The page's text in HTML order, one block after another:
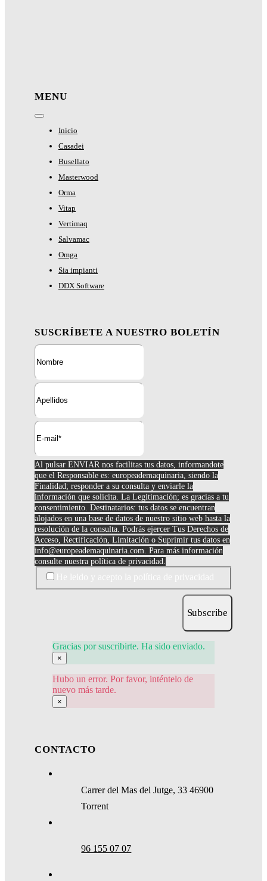
MENU
Toggle
Navigation
Inicio
Casadei
Busellato
Masterwood
Orma
Vitap
Vertimaq
Salvamac
Omga
Sia impianti
DDX Software
SUSCRÍBETE A NUESTRO BOLETÍN
Al pulsar ENVIAR nos facilitas tus datos, informandote
que el Responsable es: europeademaquinaria, siendo la
Finalidad; responder a su consulta y enviarle la
información que solicita. La Legitimación; es gracias a tu
consentimiento. Destinatarios: tus datos se encuentran
alojados en una base de datos de nuestro sitio web hasta la
resolución de la consulta. Podrás ejercer Tus Derechos de
Acceso, Rectificación, Limitación o Suprimir tus datos en
info@europeademaquinaria.com . Para más información
consulte nuestra política de privacidad.
Subscribe
Gracias por suscribirte. Ha sido enviado.
×
Hubo un error. Por favor, inténtelo de
nuevo más tarde.
×
CONTACTO
Carrer del Mas del Jutge, 33 46900
Torrent
96 155 07 07